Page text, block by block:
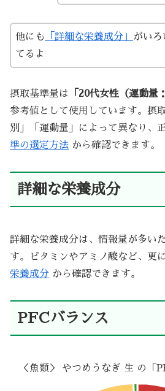
他にも 「詳細な栄養成分」
がい
てるよ
摂取基準量は 「20代女性（運動量
参考値として使用しています。摂
別」「運動量」によって異なり、
準の選定方法 から確認できます。
詳細な栄養成分
詳細な栄養成分は、情報量が多い
す。ビタミンやアミノ酸など、更
栄養成分 から確認できます。
PFCバランス
＜魚類＞ やつめうなぎ 生 の「